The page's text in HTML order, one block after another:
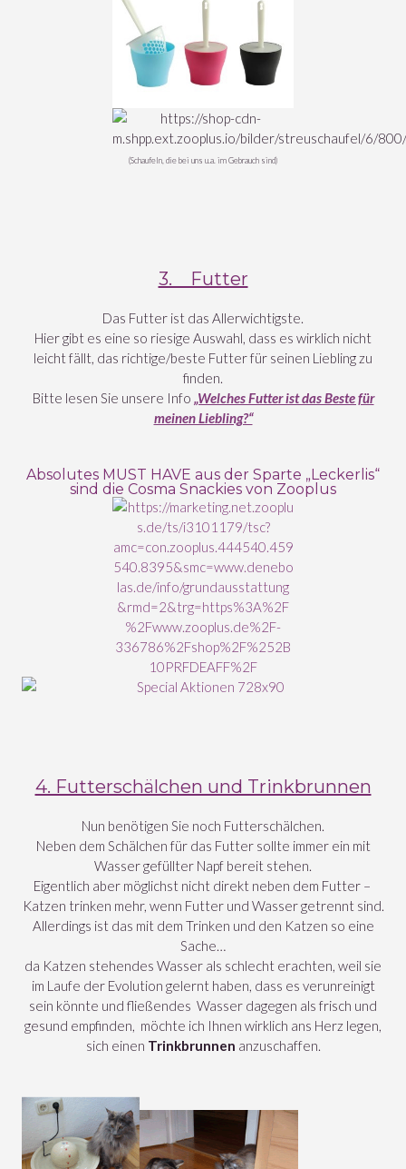
(Schaufeln, die bei uns u.a. im Gebrauch sind)
3. Futter
Das Futter ist das Allerwichtigste.
Hier gibt es eine so riesige Auswahl, dass es wirklich nicht
leicht fällt, das richtige/beste Futter für seinen Liebling zu
finden.
Bitte lesen Sie unsere Info „Welches Futter ist das Beste für
meinen Liebling?“
Absolutes MUST HAVE aus der Sparte „Leckerlis“
sind die Cosma Snackies von Zooplus
4. Futterschälchen und Trinkbrunnen
Nun benötigen Sie noch Futterschälchen.
Neben dem Schälchen für das Futter sollte immer ein mit
Wasser gefüllter Napf bereit stehen.
Eigentlich aber möglichst nicht direkt neben dem Futter –
Katzen trinken mehr, wenn Futter und Wasser getrennt sind.
Allerdings ist das mit dem Trinken und den Katzen so eine
Sache…
da Katzen stehendes Wasser als schlecht erachten, weil sie
im Laufe der Evolution gelernt haben, dass es verunreinigt
sein könnte und fließendes Wasser dagegen als frisch und
gesund empfinden, möchte ich Ihnen wirklich ans Herz legen,
sich einen Trinkbrunnen anzuschaffen.